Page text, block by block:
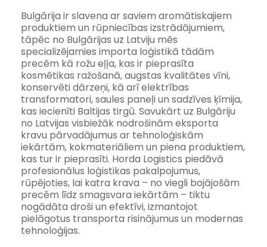
Bulgārija ir slavena ar saviem aromātiskajiem
produktiem un rūpniecības izstrādājumiem,
tāpēc no Bulgārijas uz Latviju mēs
specializējamies importa loģistikā tādām
precēm kā rožu eļļa, kas ir pieprasīta
kosmētikas ražošanā, augstas kvalitātes vīni,
konservēti dārzeņi, kā arī elektrības
transformatori, saules paneļi un sadzīves ķīmija,
kas iecienīti Baltijas tirgū. Savukārt uz Bulgāriju
no Latvijas visbiežāk nodrošinām eksporta
kravu pārvadājumus ar tehnoloģiskām
iekārtām, kokmateriāliem un piena produktiem,
kas tur ir pieprasīti. Horda Logistics piedāvā
profesionālus loģistikas pakalpojumus,
rūpējoties, lai katra krava – no viegli bojājošām
precēm līdz smagsvara iekārtām – tiktu
nogādāta droši un efektīvi, izmantojot
pielāgotus transporta risinājumus un modernas
tehnoloģijas.